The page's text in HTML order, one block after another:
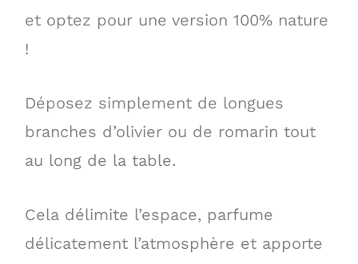
et optez pour une version 100% nature
!
Déposez simplement de longues
branches d’olivier ou de romarin tout
au long de la table.
Cela délimite l’espace, parfume
délicatement l’atmosphère et apporte